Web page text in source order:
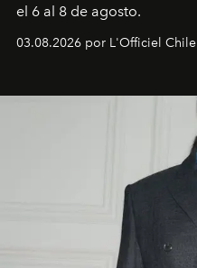
el 6 al 8 de agosto.
03.08.2026 por L'Officiel Chile